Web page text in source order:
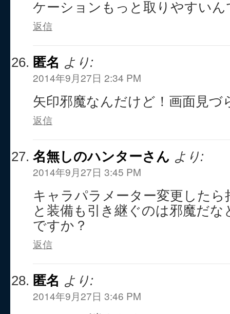
返信
匿名 より:
2014年9月27日 2:34 PM
矢印邪魔なんだけど！画面見づ
返信
名無しのハンターさん より:
2014年9月27日 3:45 PM
キャラパラメーター変更した
と装備も引き継ぐのは邪魔だ
ですか？
返信
匿名 より:
2014年9月27日 3:46 PM